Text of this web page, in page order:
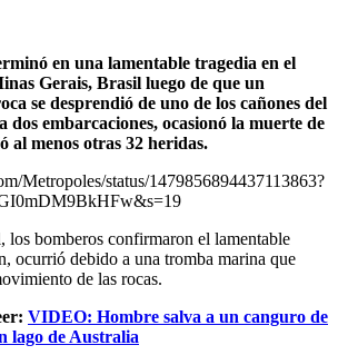
en una lamentable tragedia en el
Gerais, Brasil luego de que un
se desprendió de uno de los cañones del
dos embarcaciones, ocasionó la muerte de
al menos otras 32 heridas.
Metropoles/status/1479856894437113863?
los bomberos confirmaron el lamentable
ocurrió debido a una tromba marina que
de las rocas.
VIDEO: Hombre salva a un canguro de
lago de Australia